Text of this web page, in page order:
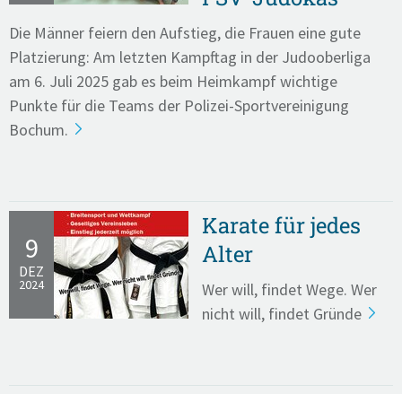
Die Männer feiern den Aufstieg, die Frauen eine gute
Platzierung: Am letzten Kampftag in der Judooberliga
am 6. Juli 2025 gab es beim Heimkampf wichtige
Punkte für die Teams der Polizei-Sportvereinigung
Bochum.
9
DEZ
2024
Karate für jedes
Alter
Wer will, findet Wege. Wer
nicht will, findet Gründe